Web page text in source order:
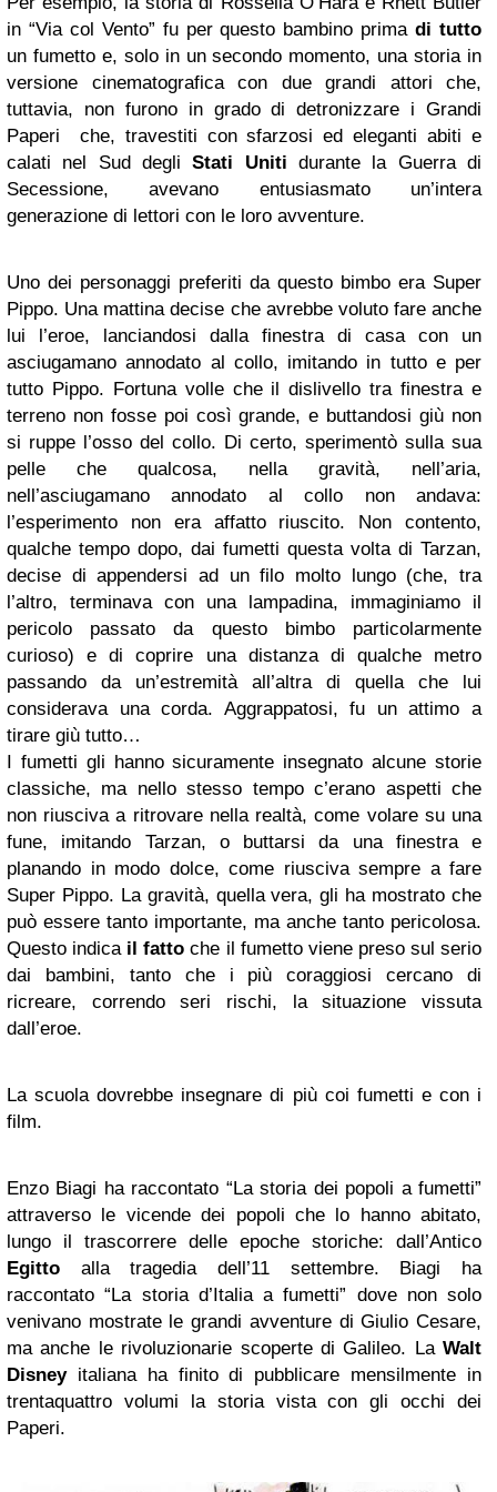
in “Via col Vento” fu per questo bambino primadi tutto
un fumetto e, solo in un secondo momento, una storia in
versione cinematografica con due grandi attori che,
tuttavia, non furono in grado di detronizzare i Grandi
Paperi che, travestiti con sfarzosi ed eleganti abiti e
calati nel Sud degliStati Uniti durante la Guerra di
Secessione, avevano entusiasmato un’intera
generazione di lettori con le loro avventure.
Uno dei personaggi preferiti da questo bimbo era Super
Pippo. Una mattina decise che avrebbe voluto fare anche
lui l’eroe, lanciandosi dalla finestra di casa con un
asciugamano annodato al collo, imitando in tutto e per
tutto Pippo. Fortuna volle che il dislivello tra finestra e
terreno non fosse poi così grande, e buttandosi giù non
si ruppe l’osso del collo. Di certo, sperimentò sulla sua
pelle che qualcosa, nella gravità, nell’aria,
nell’asciugamano annodato al collo non andava:
l’esperimento non era affatto riuscito. Non contento,
qualche tempo dopo, dai fumetti questa volta di Tarzan,
decise di appendersi ad un filo molto lungo (che, tra
l’altro, terminava con una lampadina, immaginiamo il
pericolo passato da questo bimbo particolarmente
curioso) e di coprire una distanza di qualche metro
passando da un’estremità all’altra di quella che lui
considerava una corda. Aggrappatosi, fu un attimo a
tirare giù tutto…
I fumetti gli hanno sicuramente insegnato alcune storie
classiche, ma nello stesso tempo c’erano aspetti che
non riusciva a ritrovare nella realtà, come volare su una
fune, imitando Tarzan, o buttarsi da una finestra e
planando in modo dolce, come riusciva sempre a fare
Super Pippo. La gravità, quella vera, gli ha mostrato che
può essere tanto importante, ma anche tanto pericolosa.
Questo indica il fatto che il fumetto viene preso sul serio
dai bambini, tanto che i più coraggiosi cercano di
ricreare, correndo seri rischi, la situazione vissuta
dall’eroe.
La scuola dovrebbe insegnare di più coi fumetti e con i
film.
Enzo Biagi ha raccontato “La storia dei popoli a fumetti”
attraverso le vicende dei popoli che lo hanno abitato,
lungo il trascorrere delle epoche storiche: dall’Antico
Egitto alla tragedia dell’11 settembre. Biagi ha
raccontato “La storia d’Italia a fumetti” dove non solo
venivano mostrate le grandi avventure di Giulio Cesare,
ma anche le rivoluzionarie scoperte di Galileo. La Walt
Disneyitaliana ha finito di pubblicare mensilmente in
trentaquattro volumi la storia vista con gli occhi dei
Paperi.